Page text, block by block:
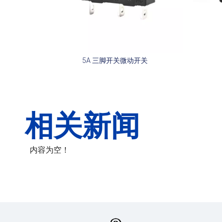
5A 三脚开关微动开关
相关新闻
内容为空！